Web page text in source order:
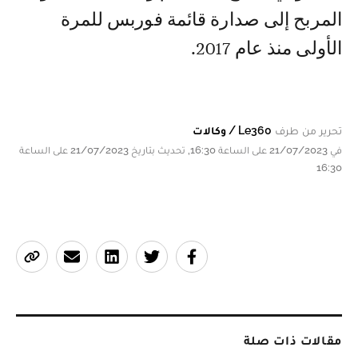
المربح إلى صدارة قائمة فوربس للمرة
الأولى منذ عام 2017.
تحرير من طرف Le360 / وكالات
في 21/07/2023 على الساعة 16:30, تحديث بتاريخ 21/07/2023 على الساعة
16:30
مقالات ذات صلة